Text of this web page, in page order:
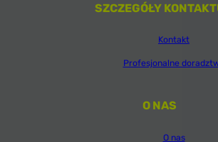
SZCZEGÓŁY
Kontakt
Profesjonalne
O NAS
O nas